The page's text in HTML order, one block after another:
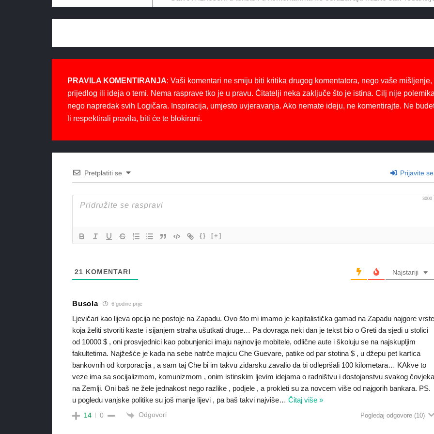
PRAVILA KOMENTIRANJA: Vaši komentari ne smiju biti kritika drugog komentatora, nego vaše mišljenje,
prijedlog ili ideja o temi. Nema rasprave tko je u pravu. Čitatelji neka zaključe što je istina. Cilj nije
nego napredak svih Logičara. Inspiracija, umjesto uvjeravanja. Ako nemate ideju, ne komentirajte. Ne
li respektirali pravila, biti će te blokirani.
Pretplatiti se Prijavite se
3000
{} [+]
21 KOMENTARI Najstariji
Busola 6 godine prije
Ljevičari kao lijeva opcija ne postoje na Zapadu. Ovo što mi imamo je kapitalistička gamad na Zapadu najgore
koja želiti stvoriti kaste i sijanjem straha ušutkati druge… Pa dovraga neki dan je tekst bio o Greti da sjedi u stolici
od 10000 $ , oni prosvjednici kao pobunjenici imaju najnovije mobitele, odlične aute i školuju se na najskupljim
fakultetima. Najžešće je kada na sebe natrče majicu Che Guevare, patike od par stotina $ , u džepu pet kartica
bankovnih od korporacija , a sam taj Che bi im takvu zidarsku zavalio da bi odlepršali 100 kilometara… KAkve to
veze ima sa socijalizmom, komunizmom , onim istinskim ljevim idejama o radništvu i dostojanstvu svakog
na Zemlji. Oni baš ne žele jednakost nego razlike , podjele , a prokleti su za novcem više od najgorih bankara. PS.
u pogledu vanjske politike su još manje lijevi , pa baš takvi najviše…Čitaj više »
14 0 Odgovori Pogledaj odgovore (10)